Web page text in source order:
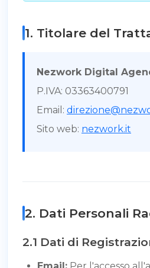
1. Titolare del
Nezwork Digital
P.IVA: 03363400791
Email:
Sito web: nezwork.it
2. Dati Personali
2.1 Dati di